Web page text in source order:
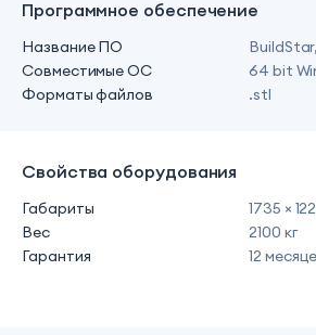
Программное обеспечение
Название ПО
Совместимые ОС
64 bit
Форматы файлов
.stl
Свойства оборудования
Габариты
1735 ×
Вес
2100 кг
Гарантия
12